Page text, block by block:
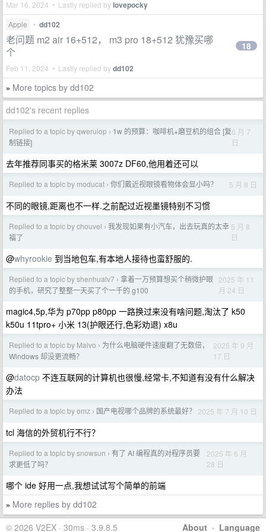
Mar 16, 2024 • Lastly replied bylovepocky
Apple • dd102
老问题 m2 air 16+512， m3 pro 18+512 犹豫买哪
个
Feb 11, 2024 • Lastly replied bydd102
18
» More topics by dd102
dd102's recent replies
Replied to a topic by qweruiop › 1w 的预算：咖啡机+磨豆机的组合 [复
制链接]
6 月 7
日
去年推荐同事买的格米莱 3007z DF60,他用着还可以
Replied to a topic by moducat › 你们戴近视眼镜看物体会显小吗？ 5 月 8 日
不同的眼镜,距离也不一样.之前配过近视墨镜特别不习惯
Replied to a topic by chouvel › 我发现如果有小汽车，出去玩真的太幸
福了
5 月 8
日
@whyrookie 到当地包车,有本地人接待也蛮舒服的.
Replied to a topic by shenhualv7 › 拿着一万预算想买个稍微护眼
的手机，研究了整整一天买了个一千的 g100
2025 年 11
月 24 日
magic4,5p,华为 p70pp p80pp 一路换过来没有啥问题,淘汰了 k50
k50u 11tpro+ 小米 13(护眼还行,色彩劝退) x8u
Replied to a topic by Malvo › 为什么电脑硬件速度翻了无数倍，
Windows 却没更流畅？
2025 年 9 月
17 日
@datocp 不连互联网的计算机也很慢,经常卡,不知道有没有什么解决
办法
Replied to a topic by omz › 国产电视哪个品牌的系统最好？ 2025 年 7 月 10 日
tcl 海信的外贸机行不行？
Replied to a topic by snowsun › 有了 AI 编程真的对程序员要
求更低了吗？
2025 年 6 月
28 日
哪个 ide 好用一点,我想试试写个简单的前端
» More replies by dd102
About · Language
© 2026 V2EX · 30ms · 3.9.8.5